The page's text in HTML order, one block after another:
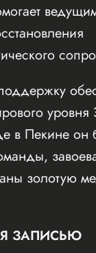
в Пекине он
золотую
ЗАПИСЬЮ